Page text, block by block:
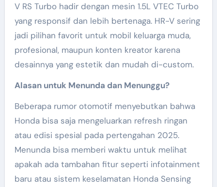
V RS Turbo hadir dengan mesin 1.5L VTEC Turbo
yang responsif dan lebih bertenaga. HR-V sering
jadi pilihan favorit untuk mobil keluarga muda,
profesional, maupun konten kreator karena
desainnya yang estetik dan mudah di-custom.
Alasan untuk Menunda dan Menunggu?
Beberapa rumor otomotif menyebutkan bahwa
Honda bisa saja mengeluarkan refresh ringan
atau edisi spesial pada pertengahan 2025.
Menunda bisa memberi waktu untuk melihat
apakah ada tambahan fitur seperti infotainment
baru atau sistem keselamatan Honda Sensing